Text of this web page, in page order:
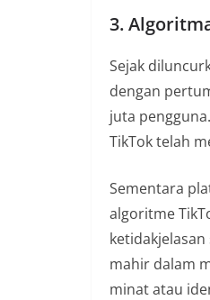
3.
Sejak
dengan
juta
TikTok telah
Sementara
algoritme
mahir dalam
minat atau